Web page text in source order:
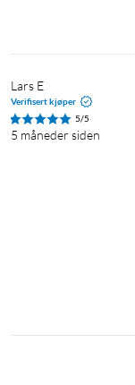
Lars E
Verifisert kjøper
5/5
5 måneder siden